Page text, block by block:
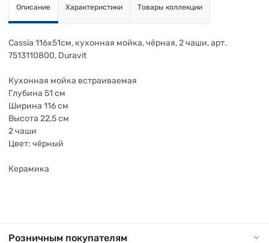
Описание Характеристики Товары коллекции
Cassia 116х51см, кухонная мойка, чёрная, 2 чаши, арт.
7513110800, Duravit
Кухонная мойка встраиваемая
Глубина 51 см
Ширина 116 см
Высота 22,5 см
2 чаши
Цвет: чёрный
Керамика
Розничным покупателям